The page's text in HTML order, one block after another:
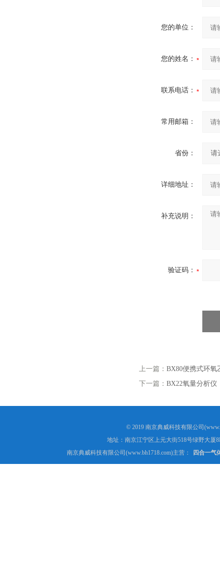
您的单位：
您的姓名：
联系电话：
常用邮箱：
省份：
详细地址：
补充说明：
验证码：
上一篇： BX80便携式环氧
下一篇： BX22氧量分析仪
© 2019 南京典威科技有限公司
地址：南京江宁区上元大街518号绿野大厦
南京典威科技有限公司(www.bh1718.com)主营：
四合一气